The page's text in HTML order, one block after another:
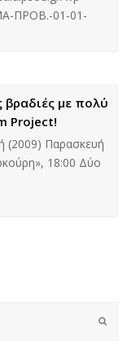
ΠΡΟΒ.-01-01-
βραδιές με πολύ
Project!
(2009) Παρασκευή
18:00 Δύο
Submit